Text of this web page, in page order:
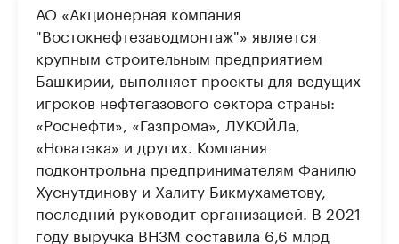
АО «Акционерная компания
"Востокнефтезаводмонтаж"» является
крупным строительным предприятием
Башкирии, выполняет проекты для ведущих
игроков нефтегазового сектора страны:
«Роснефти», «Газпрома», ЛУКОЙЛа,
«Новатэка» и других. Компания
подконтрольна предпринимателям Фанилю
Хуснутдинову и Халиту Бикмухаметову,
последний руководит организацией. В 2021
году выручка ВНЗМ составила 6,6 млрд